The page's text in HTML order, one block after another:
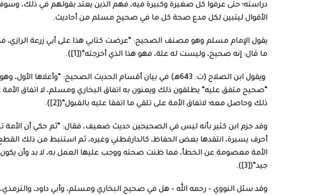
دراسته؛ حتى عرفوا كل صغيرة وكبيرة فيه، فهم الذين يعتد بقولهم في ذلك،
الأقوال ليتبين لكل مدع صحة كل ما في صحيح مسلم من أحاديث.
يقول الإمام مسلم وهو مصنف الصحيح: “عرضت كتابي هذا على أبي زرعة الرازي،
ما قال: إنه صحيح، وليست له علة، فهو هذا الذي أخرجته”([1]).
ويقول ابن الصلاح (ت: 643هـ) في بيان أقسام الحديث الصحيح: “وأعلاها
“صحيح متفق عليه” يطلقون ذلك ويعنون به اتفاق البخاري ومسلم، لا اتفاق الأمة
ذلك وحاصل معه؛ لاتفاق الأمة على تلقي ما اتفقا عليه بالقبول”([2]).
وقد جزم ابن كثير بأنه ليس في الصحيحين حديث ضعيف، فقال: “ثم حكي أن الأمة
أحرف يسيرة، انتقدها بعض الحفاظ، كالدارقطني وغيره، ثم استنبط من ذلك
الأمة معصومة عن الخطأ، فما ظنت صحته ووجب عليها العمل به، لا بد وأن
جيد”([3]).
وقد سئل النووي – رحمه الله – هل في صحيح البخاري ومسلم، وأبي داود،